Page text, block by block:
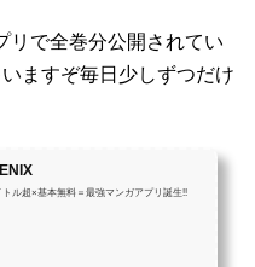
リで全巻分公開されてい
ますぞ毎日少しずつだけ
トル超×基本無料＝最強マンガアプリ誕生!!